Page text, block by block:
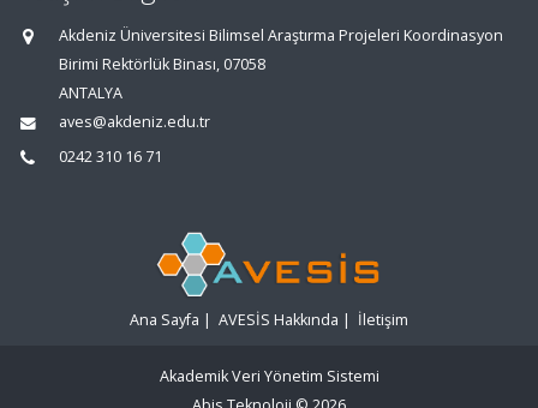
Akdeniz Üniversitesi Bilimsel Araştırma Projeleri Koordinasyon
Birimi Rektörlük Binası, 07058
ANTALYA
aves@akdeniz.edu.tr
0242 310 16 71
Ana Sayfa | AVESİS Hakkında | İletişim
Akademik Veri Yönetim Sistemi